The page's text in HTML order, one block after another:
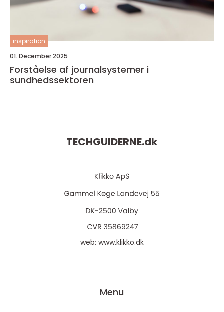
inspiration
01. December 2025
Forståelse af journalsystemer i
sundhedssektoren
TECHGUIDERNE.dk
web: www.klikko.dk
Menu